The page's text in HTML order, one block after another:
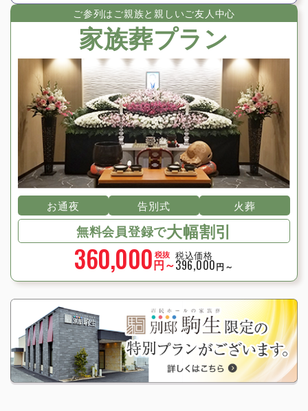
ご参列はご親族と親しいご友⼈中⼼
家族葬プラン
お通夜 告別式 火葬
無料会員登録で大幅割引
360,000 税抜
円～
税込価格
396,000円～